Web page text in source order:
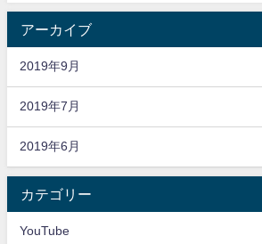
アーカイブ
2019年9月
2019年7月
2019年6月
カテゴリー
YouTube